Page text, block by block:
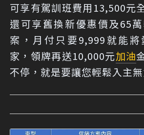
可享有駕訓班費用13,500元
還可享舊換新優惠價及65
案，月付只要9,999就能
家，領牌再送10,000元加油
不停，就是要讓您輕鬆入主無